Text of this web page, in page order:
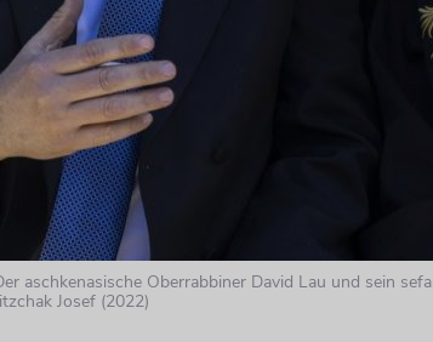
aschkenasische Oberrabbiner David Lau und sein
Josef (2022)